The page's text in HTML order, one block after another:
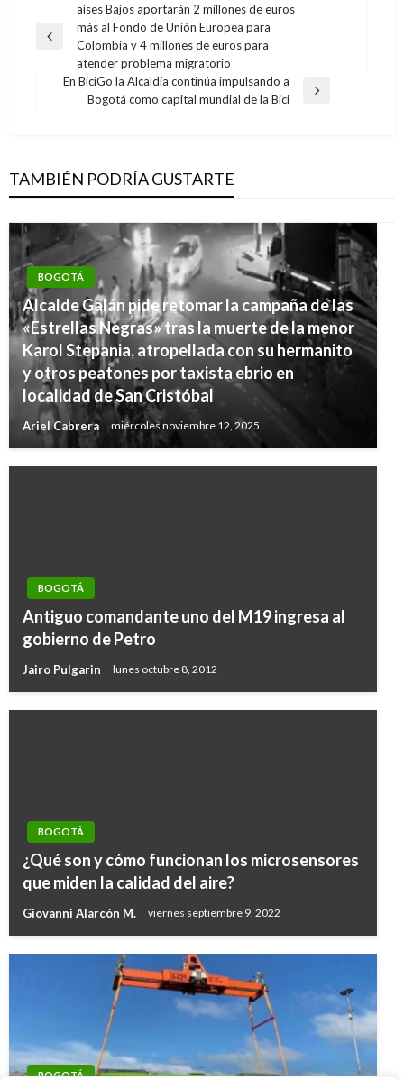
Navegación
de
entradas
Entrada
aíses Bajos aportarán 2 millones de euros
más al Fondo de Unión Europea para
Colombia y 4 millones de euros para
atender problema migratorio
Entrada
En BiciGo la Alcaldía continúa impulsando a
Bogotá como capital mundial de la Bici
TAMBIÉN PODRÍA GUSTARTE
BOGOTÁ
Alcalde Galán pide retomar la campaña de las
«Estrellas Negras» tras la muerte de la menor
Karol Stepania, atropellada con su hermanito
y otros peatones por taxista ebrio en
localidad de San Cristóbal
Ariel Cabrera miércoles noviembre 12, 2025
BOGOTÁ
Antiguo comandante uno del M19 ingresa al
gobierno de Petro
Jairo Pulgarin lunes octubre 8, 2012
BOGOTÁ
¿Qué son y cómo funcionan los microsensores
que miden la calidad del aire?
Giovanni Alarcón M. viernes septiembre 9, 2022
BOGOTÁ